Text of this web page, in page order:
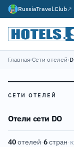
RussiaTravel.Club↗
Главная›Сети отелей›
СЕТИ ОТЕЛЕЙ
Отели сети DO
40отелей·6стран·